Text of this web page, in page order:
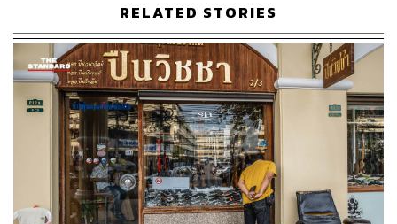
ทั้งนี้ รัฐบาลฟิลิปปินส์ประกาศว่า ผู้เสียชีวิตจากสงครามยา
เสพติดมีจำนวน 6,248 คน แต่นักกิจกรรมด้านสิทธิมนุษยชน
โต้แย้งว่า จำนวนผู้เสียชีวิตที่แท้จริงสูงกว่าตัวเลขของ
ทางการ โดยมีการตั้งข้อสังเกตว่า ผู้ต้องสงสัยและกลุ่มคน
ยากจนจำนวนหนึ่งถูกสังหารอย่างมีเงื่อนงำ ซึ่งปรากฏว่า
พวกเขาอยู่ลิสต์รายชื่อบัญชีเฝ้าระวังของดูเตอร์เต
ปฏิบัติการจับกุมมือขวาดูเตอร์เตเป็นอย่างไร
RELATED STORIES